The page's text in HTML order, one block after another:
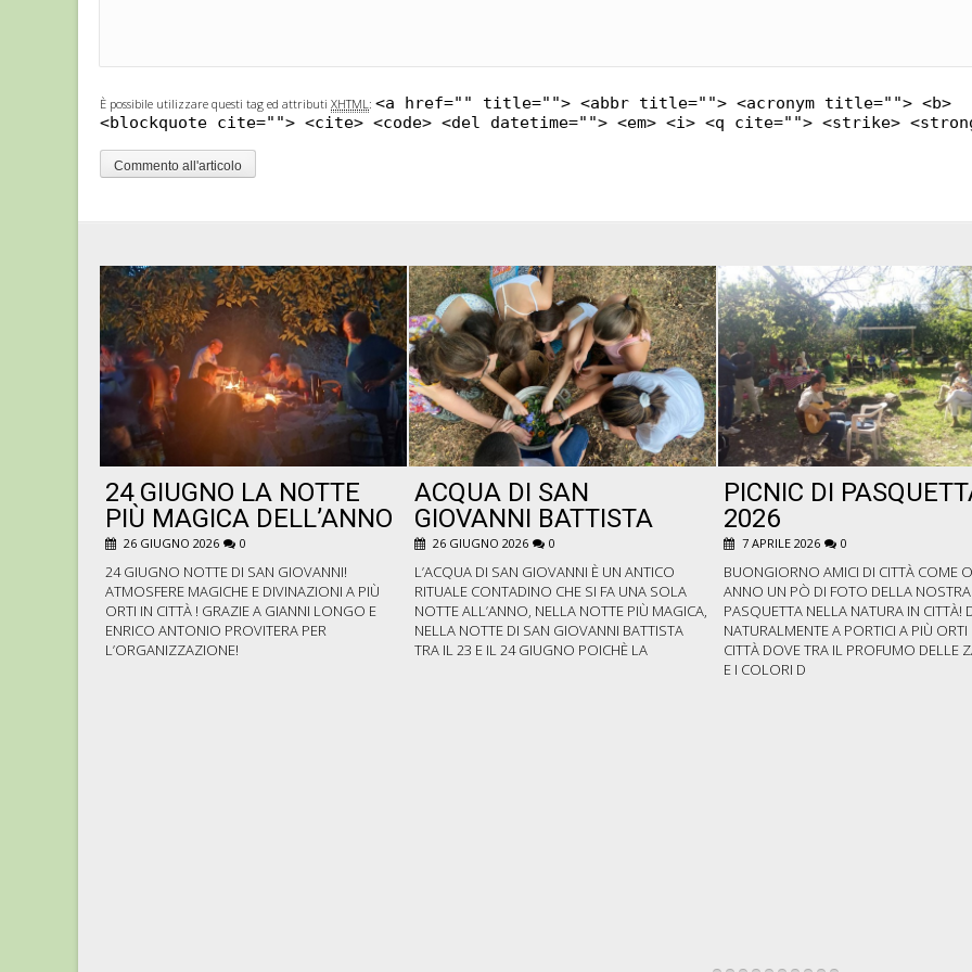
È possibile utilizzare questi tag ed attributi XHTML : <a href="" title=""> <abbr title=""> <acronym title=""> <b>
<blockquote cite=""> <cite> <code> <del datetime=""> <em> <i> <q cite=""> <strike>
24 GIUGNO LA NOTTE
PIÙ MAGICA DELL’ANNO
26 GIUGNO 2026 0
24 GIUGNO NOTTE DI SAN GIOVANNI!
ATMOSFERE MAGICHE E DIVINAZIONI A PIÙ
ORTI IN CITTÀ ! GRAZIE A GIANNI LONGO E
ENRICO ANTONIO PROVITERA PER
L’ORGANIZZAZIONE!
ACQUA DI SAN
GIOVANNI BATTISTA
26 GIUGNO 2026 0
L’ACQUA DI SAN GIOVANNI È UN ANTICO
RITUALE CONTADINO CHE SI FA UNA SOLA
NOTTE ALL’ANNO, NELLA NOTTE PIÙ MAGICA,
NELLA NOTTE DI SAN GIOVANNI BATTISTA
TRA IL 23 E IL 24 GIUGNO POICHÈ LA
PICNIC DI
2026
7 APRILE 2026 0
BUONGIORNO AMICI DI CITTÀ COME
ANNO UN PÒ DI FOTO DELLA NOSTRA
PASQUETTA NELLA NATURA IN CITTÀ!
NATURALMENTE A PORTICI A PIÙ ORTI
CITTÀ DOVE TRA IL PROFUMO DELLE
E I COLORI D